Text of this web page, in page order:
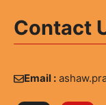
Contact
Email :